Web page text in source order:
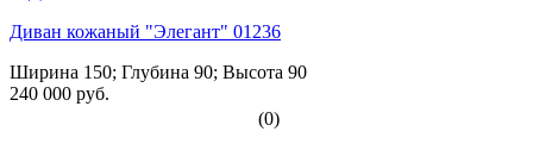
Диван кожаный "Элегант" 01236
Ширина 150; Глубина 90; Высота 90
240 000 руб.
(0)